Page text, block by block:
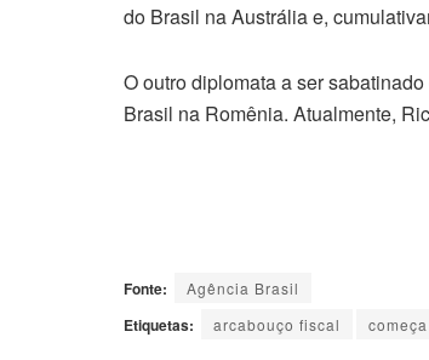
do Brasil na Austrália e,
O outro diplomata a ser
Brasil na Romênia. Atualmente,
Fonte: Agência Brasil
Etiquetas: arcabouço fiscal